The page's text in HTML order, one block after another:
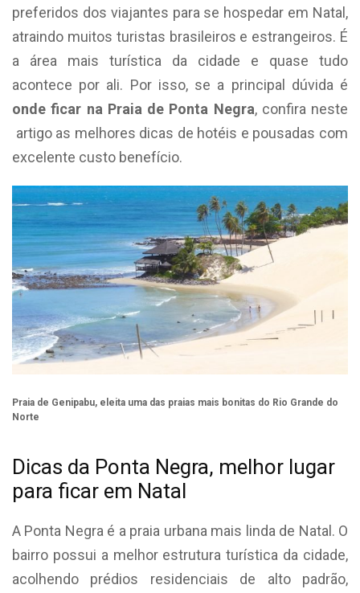
preferidos dos viajantes para se hospedar em Natal,
atraindo muitos turistas brasileiros e estrangeiros. É
a área mais turística da cidade e quase tudo
acontece por ali. Por isso, se a principal dúvida é
onde ficar na Praia de Ponta Negra, confira neste
artigo as melhores dicas de hotéis e pousadas com
excelente custo benefício.
Praia de Genipabu, eleita uma das praias mais bonitas do Rio Grande do
Norte
Dicas da Ponta Negra, melhor lugar
para ficar em Natal
A Ponta Negra é a praia urbana mais linda de Natal. O
bairro possui a melhor estrutura turística da cidade,
acolhendo prédios residenciais de alto padrão,